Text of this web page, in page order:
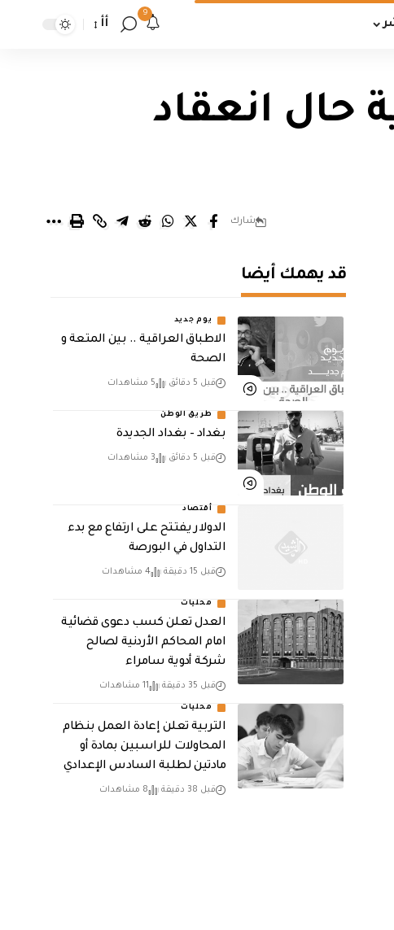
9
أأ
حال انعقاد
شارك
قد يهمك أيضا
يوم جديد
الاطباق العراقية .. بين المتعة و
الصحة
قبل 5 دقائق 5 مشاهدات
طريق الوطن
بغداد – بغداد الجديدة
قبل 5 دقائق 3 مشاهدات
أقتصاد
الدولار يفتتح على ارتفاع مع بدء
التداول في البورصة
قبل 15 دقيقة 4 مشاهدات
محليات
العدل تعلن كسب دعوى قضائية
امام المحاكم الأردنية لصالح
شركة أدوية سامراء
قبل 35 دقيقة 11 مشاهدات
محليات
التربية تعلن إعادة العمل بنظام
المحاولات للراسبين بمادة أو
مادتين لطلبة السادس الإعدادي
قبل 38 دقيقة 8 مشاهدات